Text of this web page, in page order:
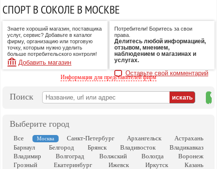
СПОРТ В СОКОЛЕ В МОСКВЕ
Знаете хороший магазин, поставщика
услуг, сервис? Добавьте в каталог
фирму, организацию или торговую
точку, которым нужно уделить
больше потребительского контроля!
Добавить магазин
Потребители! Боритесь за свои
права.
Делитесь любой информацией,
отзывом, мнением,
наблюдением о магазинах и
услугах.
Оставьте свой комментарий
Информация для представителей фирм
Поиск
на
Выберите город
Все Москва Санкт-Петербург Архангельск
Астрахань
Барнаул
Белгород Брянск Владивосток
Владикавказ
Владимир
Волгоград Волжский Вологда
Воронеж
Грозный
Екатеринбург Ижевск Иркутск
Казань